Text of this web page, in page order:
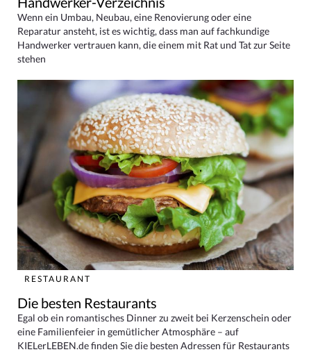
Wenn ein Umbau, Neubau, eine Renovierung oder eine
Reparatur ansteht, ist es wichtig, dass man auf fachkundige
Handwerker vertrauen kann, die einem mit Rat und Tat zur Seite
stehen
RESTAURANT
Die besten Restaurants
Egal ob ein romantisches Dinner zu zweit bei Kerzenschein oder
eine Familienfeier in gemütlicher Atmosphäre – auf
KIELerLEBEN.de finden Sie die besten Adressen für Restaurants